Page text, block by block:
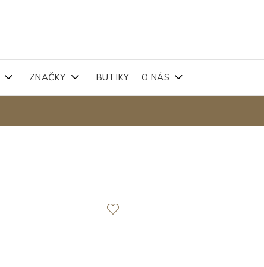
ZNAČKY BUTIKY O NÁS